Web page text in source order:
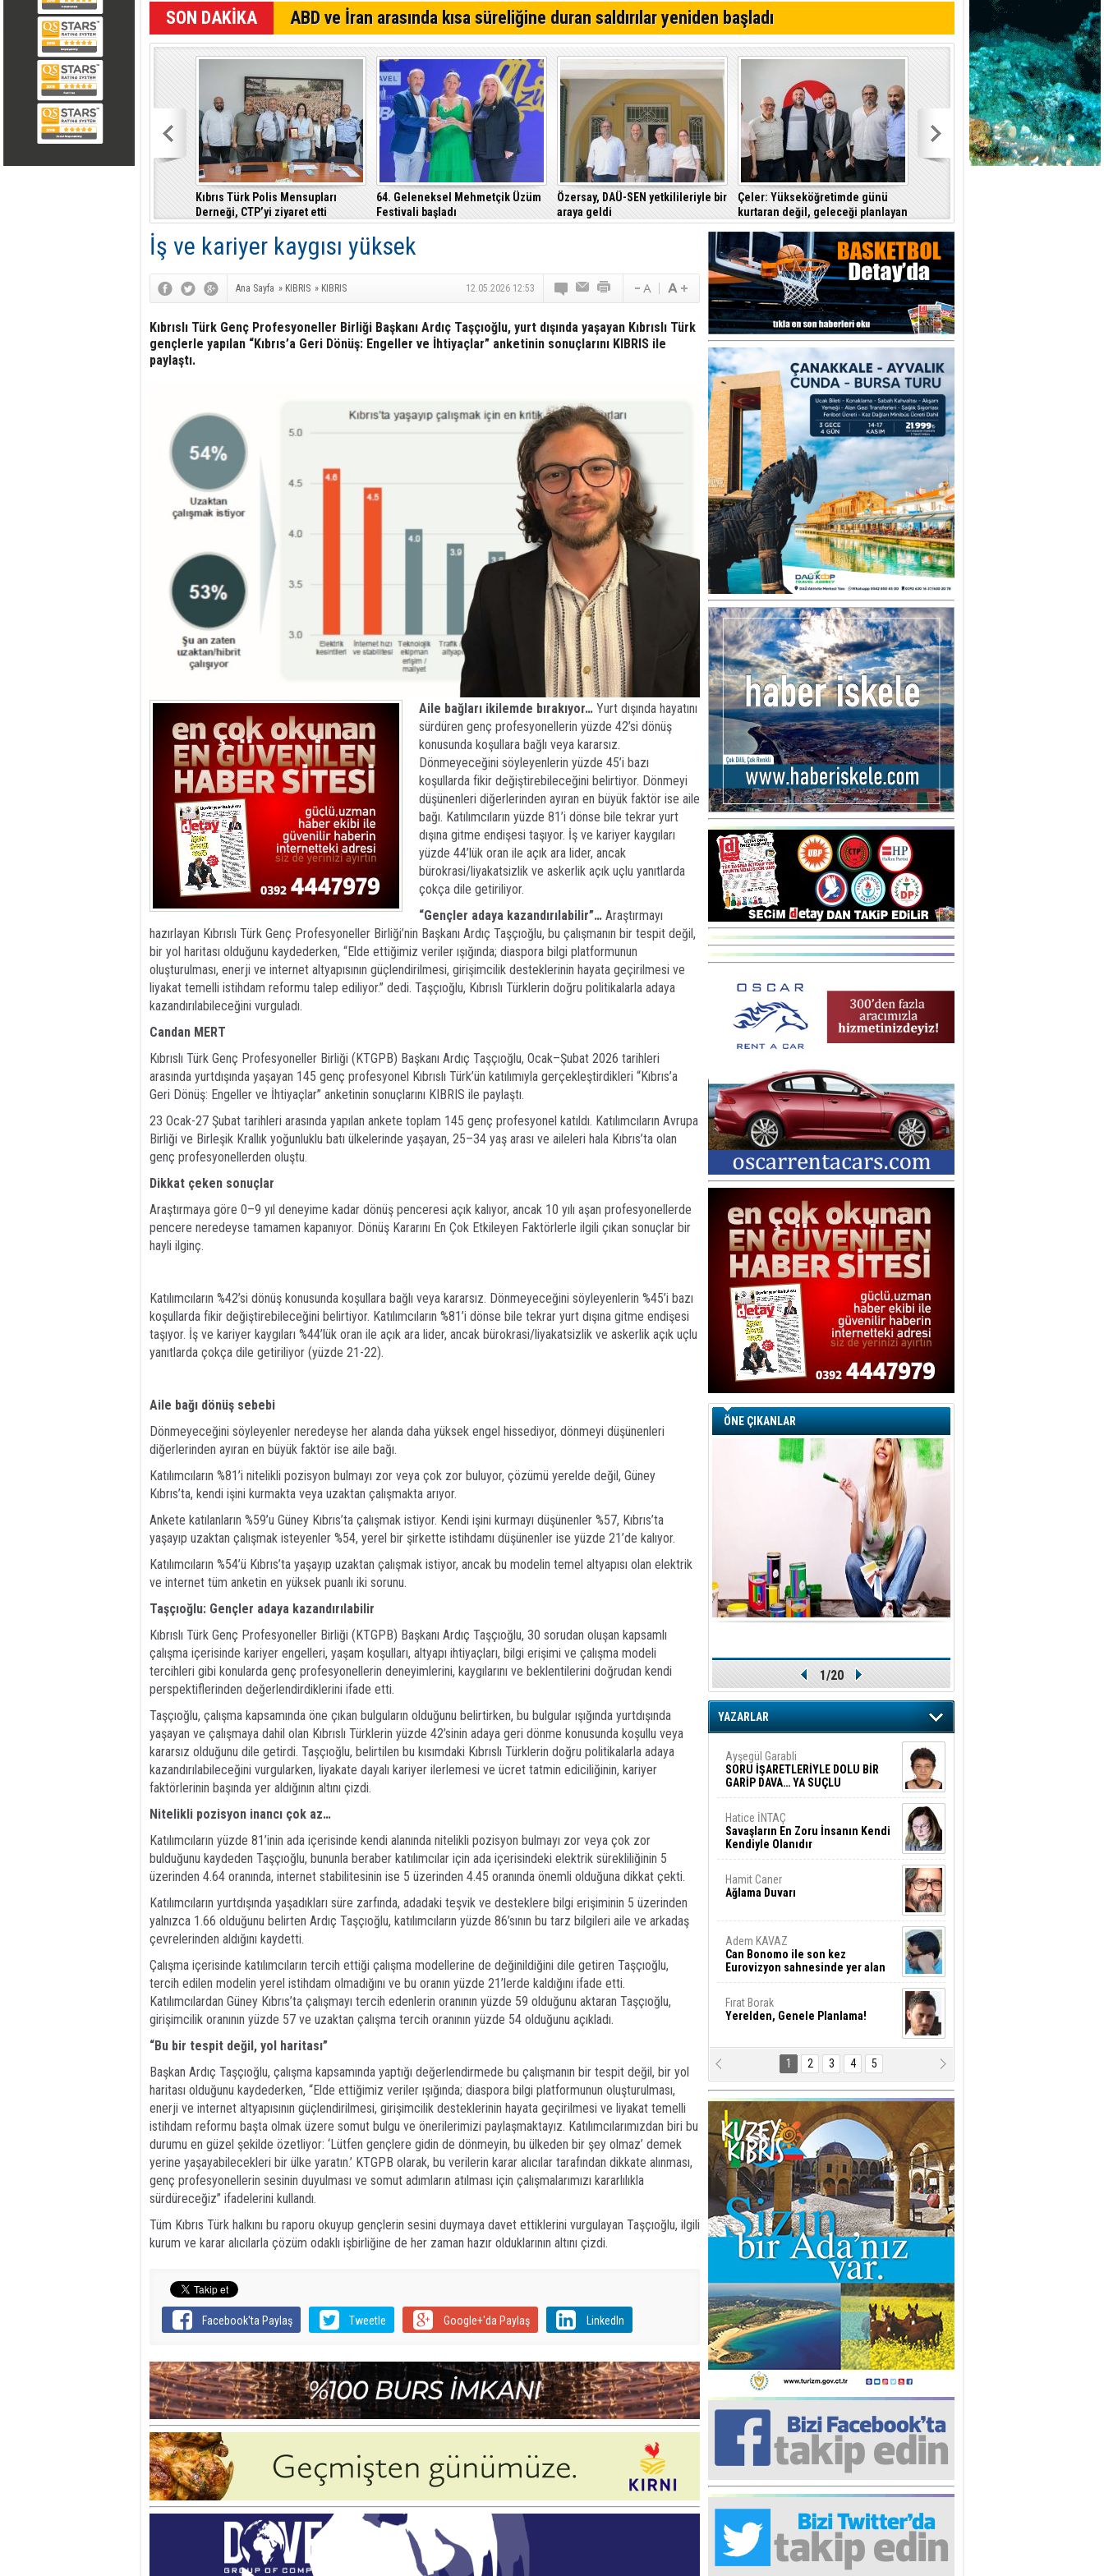
Akay Cemal yazdı... Trump; İran üzerinden, Guterres de Kıbrıs
üzerinden başarı öyküsü istiyor
Erçakıca yazdı... Halkta CTP vekilleri bakan olmak derdine düştüklerine
dair bir izlenim var
SON DAKİKA ABD ve İran arasında kısa süreliğine duran saldırılar yeniden başladı
Kıbrıs Türk Polis Mensupları
Derneği, CTP’yi ziyaret etti
64. Geleneksel Mehmetçik Üzüm
Festivali başladı
Özersay, DAÜ-SEN yetkilileriyle bir
araya geldi
Çeler: Yükseköğretimde günü
kurtaran değil, geleceği planlayan
politikalara ihtiyaç var
İş ve kariyer kaygısı yüksek
Ana Sayfa » KIBRIS » KIBRIS 12.05.2026 12:53
Kıbrıslı Türk Genç Profesyoneller Birliği Başkanı Ardıç Taşçıoğlu, yurt dışında yaşayan Kıbrıslı Türk
gençlerle yapılan “Kıbrıs’a Geri Dönüş: Engeller ve İhtiyaçlar” anketinin sonuçlarını KIBRIS ile
paylaştı.
Aile bağları ikilemde bırakıyor… Yurt dışında hayatını
sürdüren genç profesyonellerin yüzde 42’si dönüş
konusunda koşullara bağlı veya kararsız.
Dönmeyeceğini söyleyenlerin yüzde 45’i bazı
koşullarda fikir değiştirebileceğini belirtiyor. Dönmeyi
düşünenleri diğerlerinden ayıran en büyük faktör ise aile
bağı. Katılımcıların yüzde 81’i dönse bile tekrar yurt
dışına gitme endişesi taşıyor. İş ve kariyer kaygıları
yüzde 44’lük oran ile açık ara lider, ancak
bürokrasi/liyakatsizlik ve askerlik açık uçlu yanıtlarda
çokça dile getiriliyor.
“Gençler adaya kazandırılabilir”… Araştırmayı
hazırlayan Kıbrıslı Türk Genç Profesyoneller Birliği’nin Başkanı Ardıç Taşçıoğlu, bu çalışmanın bir tespit değil,
bir yol haritası olduğunu kaydederken, “Elde ettiğimiz veriler ışığında; diaspora bilgi platformunun
oluşturulması, enerji ve internet altyapısının güçlendirilmesi, girişimcilik desteklerinin hayata geçirilmesi ve
liyakat temelli istihdam reformu talep ediliyor.” dedi. Taşçıoğlu, Kıbrıslı Türklerin doğru politikalarla adaya
kazandırılabileceğini vurguladı.
Candan MERT
Kıbrıslı Türk Genç Profesyoneller Birliği (KTGPB) Başkanı Ardıç Taşçıoğlu, Ocak–Şubat 2026 tarihleri
arasında yurtdışında yaşayan 145 genç profesyonel Kıbrıslı Türk’ün katılımıyla gerçekleştirdikleri “Kıbrıs’a
Geri Dönüş: Engeller ve İhtiyaçlar” anketinin sonuçlarını KIBRIS ile paylaştı.
23 Ocak-27 Şubat tarihleri arasında yapılan ankete toplam 145 genç profesyonel katıldı. Katılımcıların Avrupa
Birliği ve Birleşik Krallık yoğunluklu batı ülkelerinde yaşayan, 25–34 yaş arası ve aileleri hala Kıbrıs’ta olan
genç profesyonellerden oluştu.
Dikkat çeken sonuçlar
Araştırmaya göre 0–9 yıl deneyime kadar dönüş penceresi açık kalıyor, ancak 10 yılı aşan profesyonellerde
pencere neredeyse tamamen kapanıyor. Dönüş Kararını En Çok Etkileyen Faktörlerle ilgili çıkan sonuçlar bir
hayli ilginç.
Katılımcıların %42’si dönüş konusunda koşullara bağlı veya kararsız. Dönmeyeceğini söyleyenlerin %45’i bazı
koşullarda fikir değiştirebileceğini belirtiyor. Katılımcıların %81’i dönse bile tekrar yurt dışına gitme endişesi
taşıyor. İş ve kariyer kaygıları %44’lük oran ile açık ara lider, ancak bürokrasi/liyakatsizlik ve askerlik açık uçlu
yanıtlarda çokça dile getiriliyor (yüzde 21-22).
Aile bağı dönüş sebebi
Dönmeyeceğini söyleyenler neredeyse her alanda daha yüksek engel hissediyor, dönmeyi düşünenleri
diğerlerinden ayıran en büyük faktör ise aile bağı.
Katılımcıların %81’i nitelikli pozisyon bulmayı zor veya çok zor buluyor, çözümü yerelde değil, Güney
Kıbrıs’ta, kendi işini kurmakta veya uzaktan çalışmakta arıyor.
Ankete katılanların %59’u Güney Kıbrıs’ta çalışmak istiyor. Kendi işini kurmayı düşünenler %57, Kıbrıs’ta
yaşayıp uzaktan çalışmak isteyenler %54, yerel bir şirkette istihdamı düşünenler ise yüzde 21’de kalıyor.
Katılımcıların %54’ü Kıbrıs’ta yaşayıp uzaktan çalışmak istiyor, ancak bu modelin temel altyapısı olan elektrik
ve internet tüm anketin en yüksek puanlı iki sorunu.
Taşçıoğlu: Gençler adaya kazandırılabilir
Kıbrıslı Türk Genç Profesyoneller Birliği (KTGPB) Başkanı Ardıç Taşçıoğlu, 30 sorudan oluşan kapsamlı
çalışma içerisinde kariyer engelleri, yaşam koşulları, altyapı ihtiyaçları, bilgi erişimi ve çalışma modeli
tercihleri gibi konularda genç profesyonellerin deneyimlerini, kaygılarını ve beklentilerini doğrudan kendi
perspektiflerinden değerlendirdiklerini ifade etti.
Taşçıoğlu, çalışma kapsamında öne çıkan bulguların olduğunu belirtirken, bu bulgular ışığında yurtdışında
yaşayan ve çalışmaya dahil olan Kıbrıslı Türklerin yüzde 42’sinin adaya geri dönme konusunda koşullu veya
kararsız olduğunu dile getirdi. Taşçıoğlu, belirtilen bu kısımdaki Kıbrıslı Türklerin doğru politikalarla adaya
kazandırılabileceğini vurgularken, liyakate dayalı kariyer ilerlemesi ve ücret tatmin ediciliğinin, kariyer
faktörlerinin başında yer aldığının altını çizdi.
Nitelikli pozisyon inancı çok az…
Katılımcıların yüzde 81’inin ada içerisinde kendi alanında nitelikli pozisyon bulmayı zor veya çok zor
bulduğunu kaydeden Taşçıoğlu, bununla beraber katılımcılar için ada içerisindeki elektrik sürekliliğinin 5
üzerinden 4.64 oranında, internet stabilitesinin ise 5 üzerinden 4.45 oranında önemli olduğuna dikkat çekti.
Katılımcıların yurtdışında yaşadıkları süre zarfında, adadaki teşvik ve desteklere bilgi erişiminin 5 üzerinden
yalnızca 1.66 olduğunu belirten Ardıç Taşçıoğlu, katılımcıların yüzde 86’sının bu tarz bilgileri aile ve arkadaş
çevrelerinden aldığını kaydetti.
Çalışma içerisinde katılımcıların tercih ettiği çalışma modellerine de değinildiğini dile getiren Taşçıoğlu,
tercih edilen modelin yerel istihdam olmadığını ve bu oranın yüzde 21’lerde kaldığını ifade etti.
Katılımcılardan Güney Kıbrıs’ta çalışmayı tercih edenlerin oranının yüzde 59 olduğunu aktaran Taşçıoğlu,
girişimcilik oranının yüzde 57 ve uzaktan çalışma tercih oranının yüzde 54 olduğunu açıkladı.
“Bu bir tespit değil, yol haritası”
Başkan Ardıç Taşçıoğlu, çalışma kapsamında yaptığı değerlendirmede bu çalışmanın bir tespit değil, bir yol
haritası olduğunu kaydederken, “Elde ettiğimiz veriler ışığında; diaspora bilgi platformunun oluşturulması,
enerji ve internet altyapısının güçlendirilmesi, girişimcilik desteklerinin hayata geçirilmesi ve liyakat temelli
istihdam reformu başta olmak üzere somut bulgu ve önerilerimizi paylaşmaktayız. Katılımcılarımızdan biri bu
durumu en güzel şekilde özetliyor: ‘Lütfen gençlere gidin de dönmeyin, bu ülkeden bir şey olmaz’ demek
yerine yaşayabilecekleri bir ülke yaratın.’ KTGPB olarak, bu verilerin karar alıcılar tarafından dikkate alınması,
genç profesyonellerin sesinin duyulması ve somut adımların atılması için çalışmalarımızı kararlılıkla
sürdüreceğiz” ifadelerini kullandı.
Tüm Kıbrıs Türk halkını bu raporu okuyup gençlerin sesini duymaya davet ettiklerini vurgulayan Taşçıoğlu, ilgili
kurum ve karar alıcılarla çözüm odaklı işbirliğine de her zaman hazır olduklarının altını çizdi.
Facebook'ta Paylaş Tweetle Google+'da Paylaş LinkedIn
ÖNE ÇIKANLAR
1/20
YAZARLAR
Ayşegül Garabli
SORU İŞARETLERİYLE DOLU BİR
GARİP DAVA… YA SUÇLU
DEĞİLSE???
Hatice İNTAÇ
Savaşların En Zoru İnsanın Kendi
Kendiyle Olanıdır
Hamit Caner
Ağlama Duvarı
Adem KAVAZ
Can Bonomo ile son kez
Eurovizyon sahnesinde yer alan
Türkiye 10 yıl aradan sonra
Fırat Borak
Yerelden, Genele Planlama!
Erkut YILMABAŞAR
Bayrak tartışmaları ve ihalesiz
işler!
Arif Alasya
2015 SONRASI VE AKINCI.
Fatma Baysal
SURLAR İÇİ’NDE KOLAYDIR ÖLMEK
Ediz TUNCEL
Göz göre göre…
Taner ULUTAŞ
İnşallah St. Lois ile Hakkaido
Adası gibi olmayız !...
Ali KİŞMİR
FIRSAT VE KORKU
Turgut ÇALICI
İki Lakırdı da benden!
Yrd. Doç. Ercan HOŞKARA
Yatırım Yapmazsan Var Olamazsın:
Hedefteki Kurum Kıb-Tek
Rana Sarro
Başıma gelen skandal olayı
1 2 3 4 5